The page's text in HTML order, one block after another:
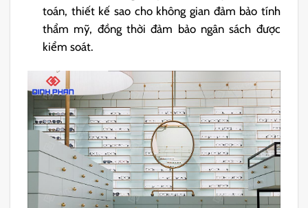
toán, thiết kế sao cho không gian đảm bảo tính
thẩm mỹ, đồng thời đảm bảo ngân sách được
kiểm soát.